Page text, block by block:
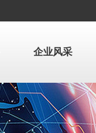
企业风采